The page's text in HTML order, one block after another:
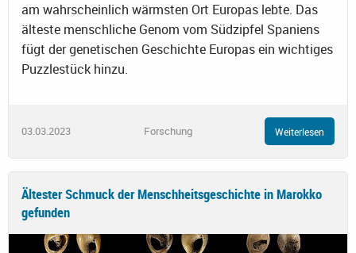
am wahrscheinlich wärmsten Ort Europas lebte. Das
älteste menschliche Genom vom Südzipfel Spaniens
fügt der genetischen Geschichte Europas ein wichtiges
Puzzlestück hinzu.
03.03.2023 Forschung Weiterlesen
Ältester Schmuck der Menschheitsgeschichte in Marokko
gefunden